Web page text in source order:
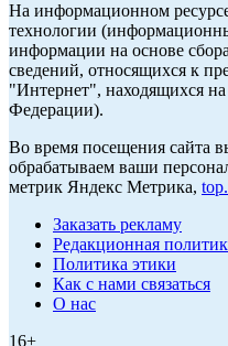
На информационном
технологии
информации на основе
сведений, относящихся к
"Интернет", находящихся
Федерации).
Во время посещения сайта
обрабатываем ваши
метрик Яндекс Метрика,
Заказать рекламу
Редакционная
Политика этики
Как с нами связаться
О нас
16+